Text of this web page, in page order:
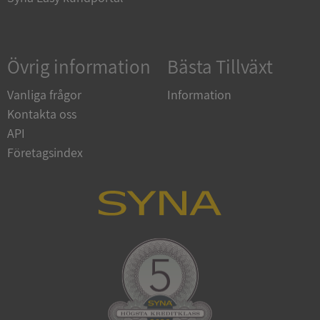
Övrig information
Vanliga frågor
Kontakta oss
API
Företagsindex
Bästa Tillväxt
Information
VISITOR_PRIVACY_METADATA
YouTube
Privacy Policy